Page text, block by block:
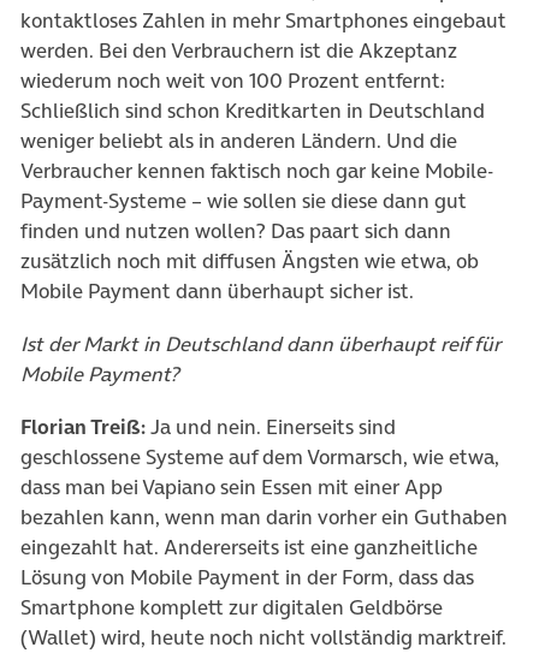
kontaktloses Zahlen in mehr Smartphones eingebaut
werden. Bei den Verbrauchern ist die Akzeptanz
wiederum noch weit von 100 Prozent entfernt:
Schließlich sind schon Kreditkarten in Deutschland
weniger beliebt als in anderen Ländern. Und die
Verbraucher kennen faktisch noch gar keine Mobile-
Payment-Systeme – wie sollen sie diese dann gut
finden und nutzen wollen? Das paart sich dann
zusätzlich noch mit diffusen Ängsten wie etwa, ob
Mobile Payment dann überhaupt sicher ist.
Ist der Markt in Deutschland dann überhaupt reif für
Mobile Payment?
Florian Treiß:Ja und nein. Einerseits sind
geschlossene Systeme auf dem Vormarsch, wie etwa,
dass man bei Vapiano sein Essen mit einer App
bezahlen kann, wenn man darin vorher ein Guthaben
eingezahlt hat. Andererseits ist eine ganzheitliche
Lösung von Mobile Payment in der Form, dass das
Smartphone komplett zur digitalen Geldbörse
(Wallet) wird, heute noch nicht vollständig marktreif.